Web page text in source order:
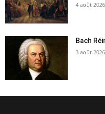
4 août 2026
Bach
3 août 2026